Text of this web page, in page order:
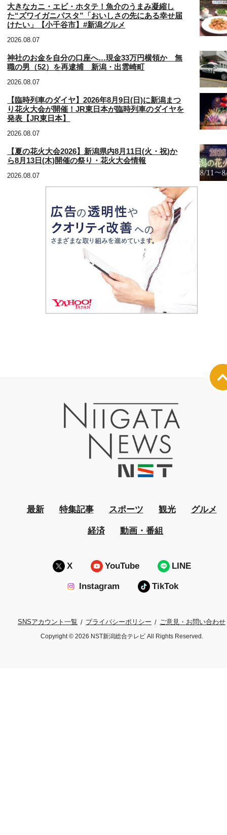
大きなカニ・エビ・ホタテ！魚介のうまみ凝縮し
た“ズワイガニパスタ”「おいしさの先にある幸せ届
けたい」【小千谷市】#新潟グルメ
2026.08.07
神社のお金を自分の口座へ…現金33万円横領か 無
職の男（52）を再逮捕 新潟・出雲崎町
2026.08.07
【臨時列車のダイヤ】2026年8月9日(日)に新潟まつ
り花火大会が開催！JR東日本が臨時列車のダイヤを
発表【JR東日本】
2026.08.07
【夏の花火大会2026】新潟県内8月11日(火・祝)か
ら8月13日(木)開催の祭り・花火大会情報
2026.08.07
最新 特集記事 スポーツ 観光 グルメ
経済 動画・番組
X YouTube LINE
Instagram TikTok
SNSアカウント一覧 プライバシーポリシー ご意見・お問い合わせ
Copyright © 2026 NST新潟総合テレビ All Rights Reserved.